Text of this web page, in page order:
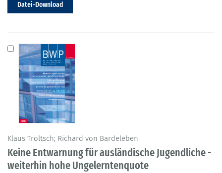
Datei-Download
Klaus Troltsch; Richard von Bardeleben
Keine Entwarnung für ausländische Jugendliche -
weiterhin hohe Ungelerntenquote